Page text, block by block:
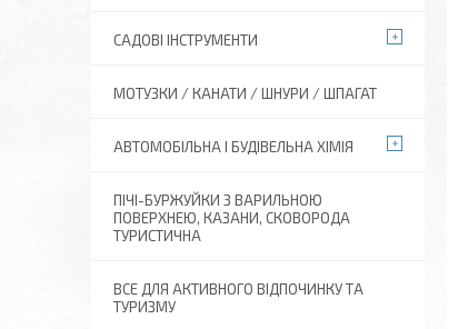
САДОВІ ІНСТРУМЕНТИ
МОТУЗКИ / КАНАТИ / ШНУРИ / ШПАГАТ
АВТОМОБІЛЬНА І БУДІВЕЛЬНА ХІМІЯ
ПІЧІ-БУРЖУЙКИ З ВАРИЛЬНОЮ
ПОВЕРХНЕЮ, КАЗАНИ, СКОВОРОДА
ТУРИСТИЧНА
ВСЕ ДЛЯ АКТИВНОГО ВІДПОЧИНКУ ТА
ТУРИЗМУ